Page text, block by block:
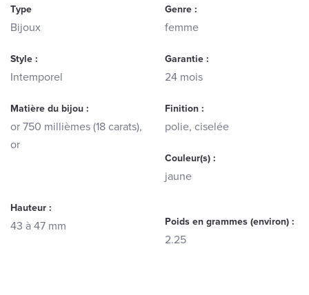
Type
Bijoux
Genre :
femme
Style :
Intemporel
Garantie :
24 mois
Matière du bijou :
or 750 millièmes (18 carats),
or
Finition :
polie, ciselée
Couleur(s) :
jaune
Hauteur :
43 à 47 mm Poids en grammes (environ) :
2.25